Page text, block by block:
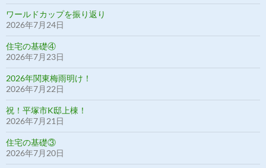
ワールドカップを振り返り
2026年7月24日
住宅の基礎④
2026年7月23日
2026年関東梅雨明け！
2026年7月22日
祝！平塚市K邸上棟！
2026年7月21日
住宅の基礎③
2026年7月20日